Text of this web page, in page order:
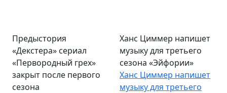
Предыстория
«Декстера» сериал
«Первородный грех»
закрыт после первого
сезона
Ханс Циммер напишет
музыку для третьего
сезона «Эйфории»
Ханс Циммер напишет
музыку для третьего